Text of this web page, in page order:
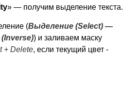
» — получим выделение текста.
(Выделение (Select) —
) и заливаем маску
+ Delete, если текущий цвет -